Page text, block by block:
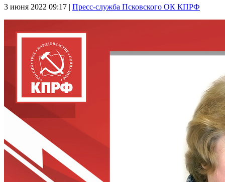
3 июня 2022 09:17 | Пресс-служба Псковского ОК КПРФ